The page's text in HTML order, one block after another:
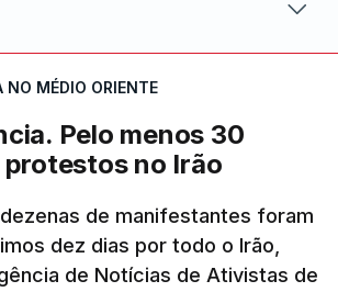
NO MÉDIO ORIENTE
Pelo menos 30
no Irão
de manifestantes foram
dez dias por todo o Irão,
de Notícias de Ativistas de